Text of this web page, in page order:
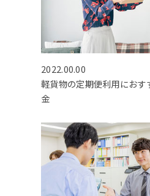
2022.00.00
軽貨物の定期便利用におす
金